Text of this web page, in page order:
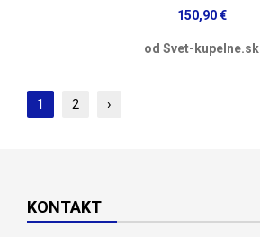
150,90 €
od Svet-kupelne.sk
1 2 ›
KONTAKT